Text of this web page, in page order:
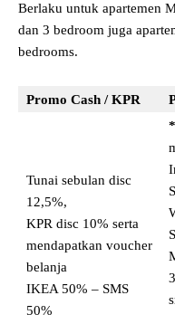
Berlaku untuk apartemen
dan 3 bedroom juga
bedrooms.
Promo Cash / KPR
Tunai sebulan disc
12,5%,
KPR disc 10% serta
mendapatkan voucher
belanja
IKEA 50% – SMS
50%